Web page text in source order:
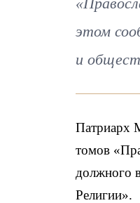
этом
и
Патриарх
томов
должного
Религии».